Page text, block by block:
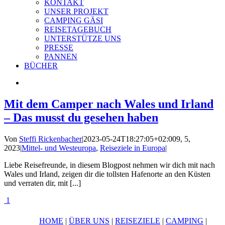
KONTAKT
UNSER PROJEKT
CAMPING GÄSI
REISETAGEBUCH
UNTERSTÜTZE UNS
PRESSE
PANNEN
BÜCHER
Mit dem Camper nach Wales und Irland
– Das musst du gesehen haben
Von Steffi Rickenbacher|2023-05-24T18:27:05+02:009, 5,
2023|Mittel- und Westeuropa, Reiseziele in Europa|
Liebe Reisefreunde, in diesem Blogpost nehmen wir dich mit nach
Wales und Irland, zeigen dir die tollsten Hafenorte an den Küsten
und verraten dir, mit [...]
1
HOME | ÜBER UNS | REISEZIELE | CAMPING |